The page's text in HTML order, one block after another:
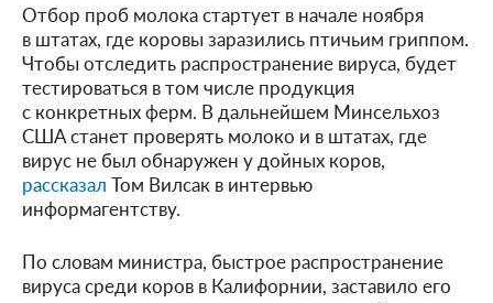
Отбор проб молока стартует в начале ноября
в штатах, где коровы заразились птичьим гриппом.
Чтобы отследить распространение вируса, будет
тестироваться в том числе продукция
с конкретных ферм. В дальнейшем Минсельхоз
США станет проверять молоко и в штатах, где
вирус не был обнаружен у дойных коров,
рассказал Том Вилсак в интервью
информагентству.
По словам министра, быстрое распространение
вируса среди коров в Калифорнии, заставило его